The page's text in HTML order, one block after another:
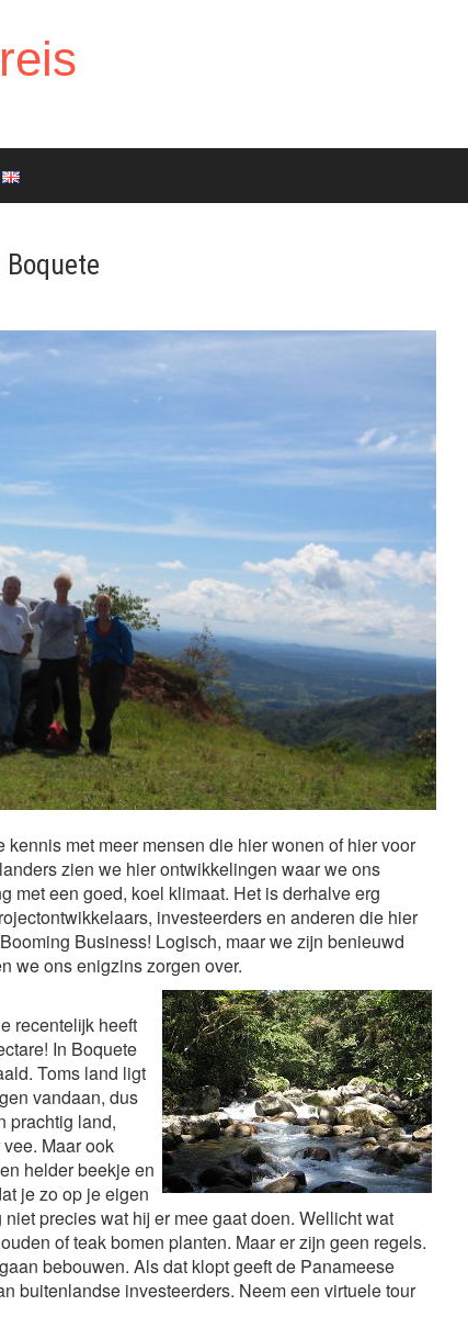
met meer mensen die hier wonen of hier voor
zien we hier ontwikkelingen waar we ons
met een goed, koel klimaat. Het is derhalve erg
investeerders en anderen die hier
Business! Logisch, maar we zijn benieuwd
we ons enigzins zorgen over.
recentelijk heeft
In Boquete
Toms land ligt
vandaan, dus
prachtig land,
Maar ook
helder beekje en
je zo op je eigen
precies wat hij er mee gaat doen. Wellicht wat
of teak bomen planten. Maar er zijn geen regels.
bebouwen. Als dat klopt geeft de Panameese
buitenlandse investeerders. Neem een virtuele tour